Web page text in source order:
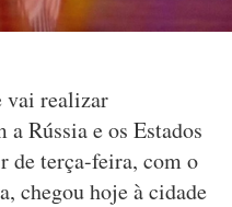
vai realizar
Rússia e os Estados
de terça-feira, com o
chegou hoje à cidade